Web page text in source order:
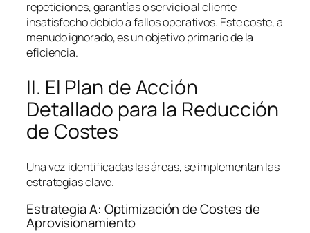
repeticiones, garantías o servicio al cliente
insatisfecho debido a fallos operativos. Este coste, a
menudo ignorado, es un objetivo primario de la
eficiencia.
II. El Plan de Acción
Detallado para la Reducción
de Costes
Una vez identificadas las áreas, se implementan las
estrategias clave.
Estrategia A: Optimización de Costes de
Aprovisionamiento